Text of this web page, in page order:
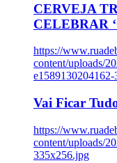
CERVEJA
CELEBRAR
https://
content/uploads/
Vai Ficar
https://
content/uploads/
335x256.jpg